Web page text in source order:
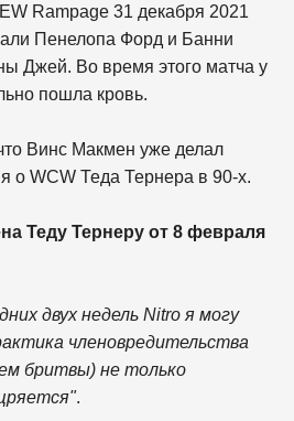
Rampage 31 декабря 2021
Пенелопа Форд и Банни
Джей. Во время этого матча у
пошла кровь.
Винс Макмен уже делал
о WCW Теда Тернера в 90-х.
Теду Тернеру от 8 февраля
двух недель Nitro я могу
членовредительства
бритвы) не только
.